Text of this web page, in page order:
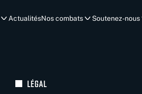
ActualitésNos combats Soutenez-nous
LÉGAL